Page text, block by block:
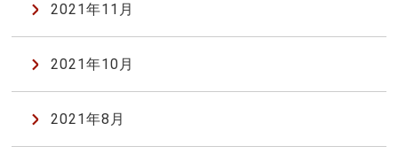
2021年11月
2021年10月
2021年8月